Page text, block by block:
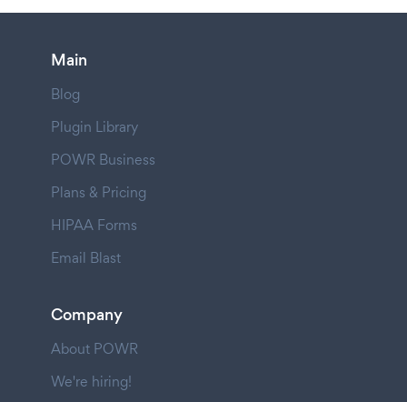
Main
Blog
Plugin Library
POWR Business
Plans & Pricing
HIPAA Forms
Email Blast
Company
About POWR
We're hiring!